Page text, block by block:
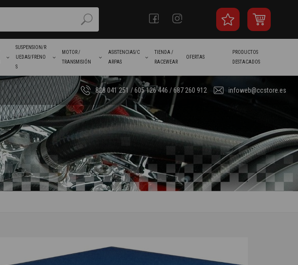
SUSPENSION/R
UEDAS/FRENO
S
MOTOR /
TRANSMISIÓN
ASISTENCIAS/C
ARPAS
TIENDA /
RACEWEAR
OFERTAS
PRODUCTOS
DESTACADOS
828 041 251 / 605 126 446 / 687 260 912 infoweb@ccstore.es